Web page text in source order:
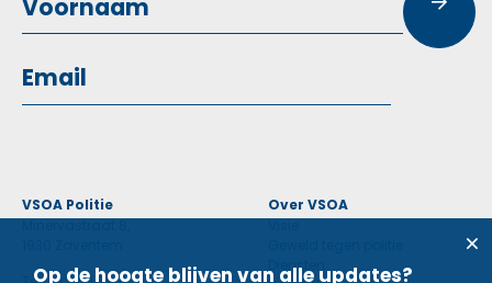
VSOA Politie
Over VSOA
Diensten
Op de hoogte blijven van alle updates?